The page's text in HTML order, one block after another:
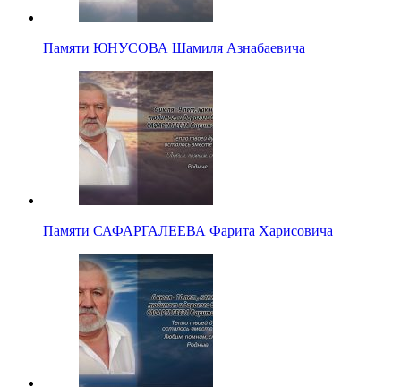
Памяти ЮНУСОВА Шамиля Азнабаевича
Памяти САФАРГАЛЕЕВА Фарита Харисовича